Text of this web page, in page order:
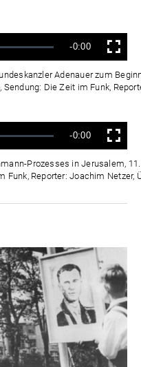
Verbleibende
Zeit
-0:00 Vollbild
Adenauer zum
Die Zeit im Funk,
Verbleibende
Zeit
-0:00 Vollbild
Prozesses in Jerusalem,
Funk, Reporter: Joachim Netzer,